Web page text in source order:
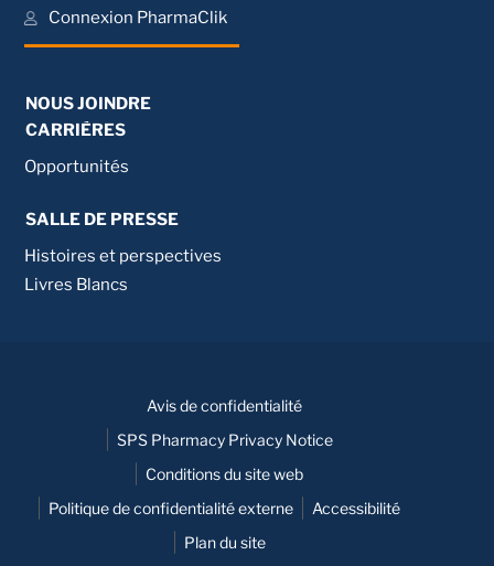
Connexion PharmaClik
NOUS JOINDRE
CARRIÈRES
Opportunités
SALLE DE PRESSE
Histoires et perspectives
Livres Blancs
Avis de confidentialité
SPS Pharmacy Privacy Notice
Conditions du site web
Politique de confidentialité externe
Accessibilité
Plan du site